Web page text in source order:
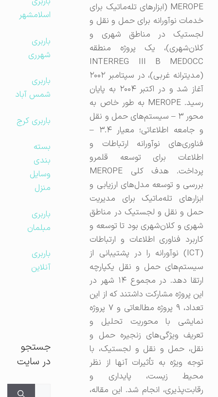
MEROPE (ابزارهای تله‌ماتیک برای
خدمات نوآورانه برای حمل و نقل و
لجستیک در مناطق شهری و
کلان‌شهری)، یک پروژه منطقه
INTERREG III B MEDOCC
(مدیترانه غربی)، در سپتامبر ۲۰۰۲
آغاز شد و در اکتبر ۲۰۰۴ به پایان
رسید. MEROPE به طور خاص به
محور ۳ – سیستم‌های حمل و نقل
و جامعه اطلاعاتی؛ معیار ۳.۴ –
فناوری‌های نوآورانه ارتباطات و
اطلاعات برای توسعه قلمرو
پرداخت. هدف کلی MEROPE
بررسی و توسعه مدل‌های ارزیابی و
ابزارهای تله‌ماتیک برای مدیریت
حمل و نقل و لجستیک در مناطق
شهری و کلان‌شهری بود تا توسعه و
کاربرد فناوری اطلاعات و ارتباطات
(ICT) نوآورانه را در پشتیبانی از
سیستم‌های حمل و نقل یکپارچه
ارتقا دهد. در مجموع ۱۴ شهر در
این پروژه مشارکت داشتند که از این
تعداد، ۹ پروژه مطالعاتی و ۷ پروژه
نمایشی با محوریت تحلیل و
تعریف ویژگی‌های زنجیره حمل و
نقل، حمل و نقل و لجستیک، با
توجه ویژه به تأثیرات آنها از نظر
محیط زیست، پایداری و
رقابت‌پذیری، انجام شد. این مقاله،
اسلامشهر
باربری
شهرری
باربری
شمس آباد
باربری کرج
بسته
بندی
وسایل
منزل
باربری
مبلمان
باربری
آنلاین
جستجو
در سایت